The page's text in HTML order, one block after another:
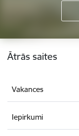
Kājene
Ātrās saites
Vakances
Iepirkumi